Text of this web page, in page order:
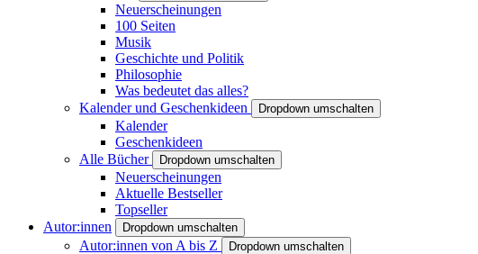
Neuerscheinungen
100 Seiten
Musik
Geschichte und Politik
Philosophie
Was bedeutet das alles?
Kalender und Geschenkideen
Dropdown umschalten
Kalender
Geschenkideen
Alle Bücher
Dropdown umschalten
Neuerscheinungen
Aktuelle Bestseller
Topseller
Autor:innen
Dropdown umschalten
Autor:innen von A bis Z Dropdown umschalten